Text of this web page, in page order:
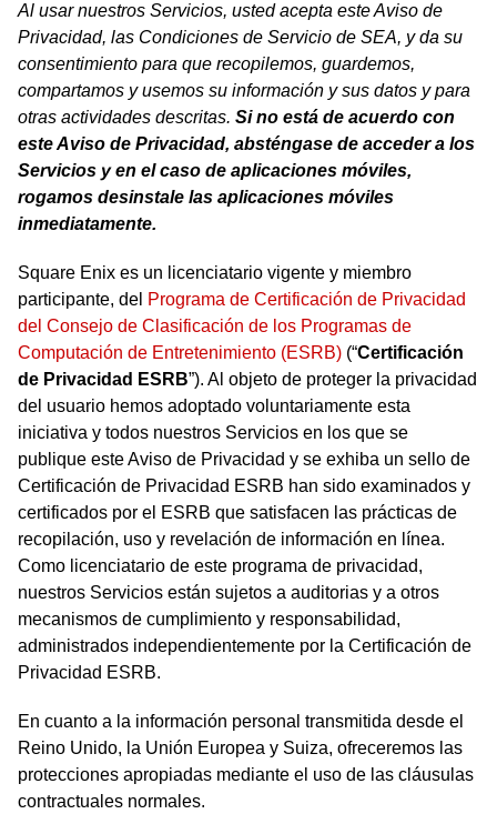
Al usar nuestros Servicios, usted acepta este Aviso de
Privacidad, las Condiciones de Servicio de SEA, y da su
consentimiento para que recopilemos, guardemos,
compartamos y usemos su información y sus datos y para
otras actividades descritas. Si no está de acuerdo con
este Aviso de Privacidad, absténgase de acceder a los
Servicios y en el caso de aplicaciones móviles,
rogamos desinstale las aplicaciones móviles
inmediatamente.
Square Enix es un licenciatario vigente y miembro
participante, del Programa de Certificación de Privacidad
del Consejo de Clasificación de los Programas de
Computación de Entretenimiento (ESRB) (“Certificación
de Privacidad ESRB”). Al objeto de proteger la privacidad
del usuario hemos adoptado voluntariamente esta
iniciativa y todos nuestros Servicios en los que se
publique este Aviso de Privacidad y se exhiba un sello de
Certificación de Privacidad ESRB han sido examinados y
certificados por el ESRB que satisfacen las prácticas de
recopilación, uso y revelación de información en línea.
Como licenciatario de este programa de privacidad,
nuestros Servicios están sujetos a auditorias y a otros
mecanismos de cumplimiento y responsabilidad,
administrados independientemente por la Certificación de
Privacidad ESRB.
En cuanto a la información personal transmitida desde el
Reino Unido, la Unión Europea y Suiza, ofreceremos las
protecciones apropiadas mediante el uso de las cláusulas
contractuales normales.